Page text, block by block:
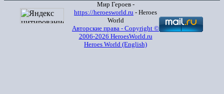
Мир Героев -
https://heroesworld.ru - Heroes
World
Авторские права - Copyright ©
2006-2026 HeroesWorld.ru
Heroes World (English)